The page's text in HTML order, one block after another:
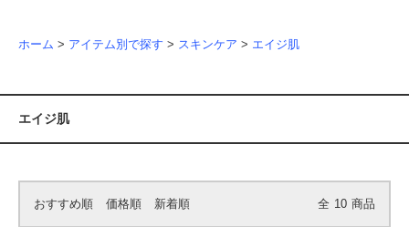
ホーム > アイテム別で探す > スキンケア > エイジ肌
エイジ肌
おすすめ順 価格順 新着順 全 10 商品